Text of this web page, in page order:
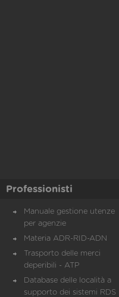
Professionisti
Manuale gestione utenze
per agenzie
Materia ADR-RID-ADN
Trasporto delle merci
deperibili - ATP
Database delle località a
supporto dei sistemi RDS